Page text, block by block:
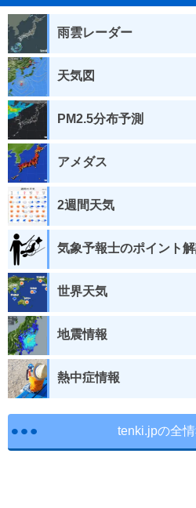
雨雲レーダー
天気図
PM2.5分布予測
アメダス
2週間天気
気象予報士のポイント
世界天気
地震情報
熱中症情報
tenki.jpの全